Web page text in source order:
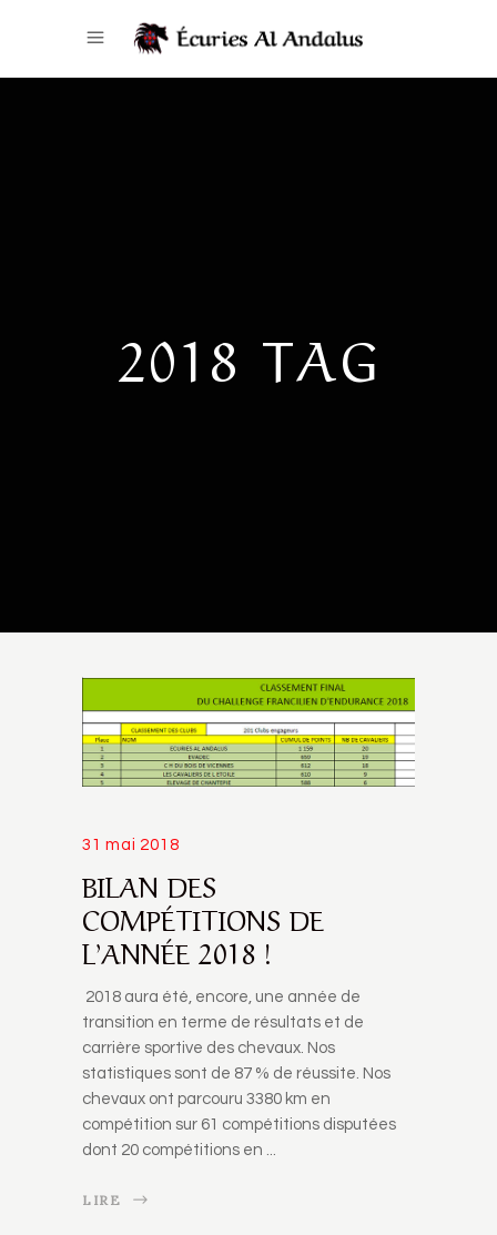
2018 TAG
31 mai 2018
BILAN DES
COMPÉTITIONS DE
L’ANNÉE 2018 !
2018 aura été, encore, une année de
transition en terme de résultats et de
carrière sportive des chevaux. Nos
statistiques sont de 87 % de réussite. Nos
chevaux ont parcouru 3380 km en
compétition sur 61 compétitions disputées
dont 20 compétitions en
LIRE